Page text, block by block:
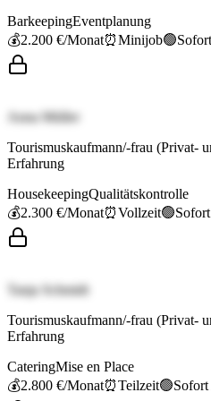
BarkeepingEventplanung
💰2.200 €/Monat⏰Minijob🟢Sofort
Anna Müller
Tourismuskaufmann/-frau (Privat-
Erfahrung
HousekeepingQualitätskontrolle
💰2.300 €/Monat⏰Vollzeit🟢Sofort
Tanja Schmidt
Tourismuskaufmann/-frau (Privat-
Erfahrung
CateringMise en Place
💰2.800 €/Monat⏰Teilzeit🟢Sofort